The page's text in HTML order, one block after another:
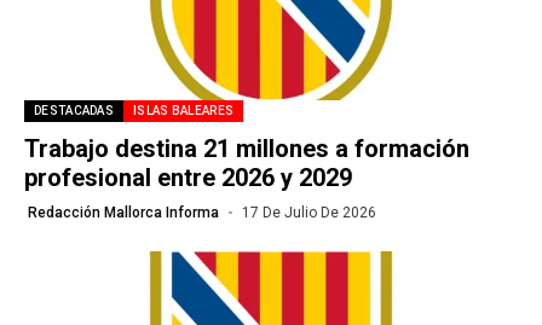
DESTACADAS ISLAS BALEARES
Trabajo destina 21 millones a formación
profesional entre 2026 y 2029
Redacción Mallorca Informa 17 De Julio De 2026